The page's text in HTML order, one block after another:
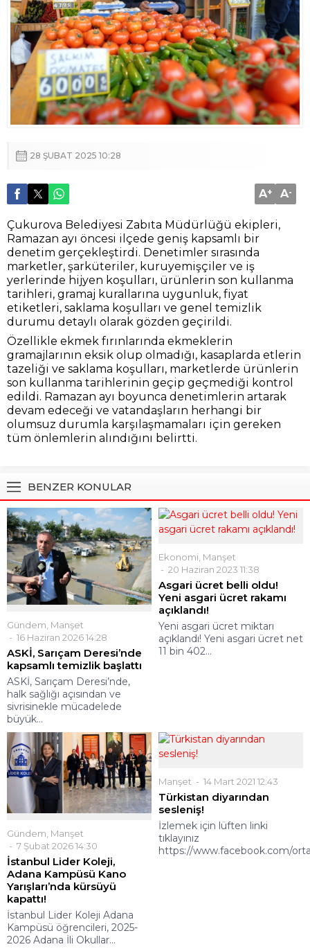
28 ŞUBAT 2025 10:28
A+ A-
Çukurova Belediyesi Zabıta Müdürlüğü ekipleri,
Ramazan ayı öncesi ilçede geniş kapsamlı bir
denetim gerçekleştirdi. Denetimler sırasında
marketler, şarküteriler, kuruyemişçiler ve iş
yerlerinde hijyen koşulları, ürünlerin son kullanma
tarihleri, gramaj kurallarına uygunluk, fiyat
etiketleri, saklama koşulları ve genel temizlik
durumu detaylı olarak gözden geçirildi.
Özellikle ekmek fırınlarında ekmeklerin
gramajlarının eksik olup olmadığı, kasaplarda etlerin
tazeliği ve saklama koşulları, marketlerde ürünlerin
son kullanma tarihlerinin geçip geçmediği kontrol
edildi. Ramazan ayı boyunca denetimlerin artarak
devam edeceği ve vatandaşların herhangi bir
olumsuz durumla karşılaşmamaları için gereken
tüm önlemlerin alındığını belirtti.
BENZER KONULAR
Gündem Manşet
16 Haziran 2026 14:28
ASKİ, Sarıçam Deresi’nde
kapsamlı temizlik başlattı
ASKİ, Sarıçam Deresi’nde,
halk sağlığı açısından ve
sivrisinekle mücadelede
büyük...
Ekonomi, Manşet
20 Haziran 2023 11:38
Asgari ücret belli oldu!
Yeni asgari ücret rakamı
açıklandı!
Yeni asgari ücret miktarı
açıklandı! Yeni asgari ücret net
11 bin 402...
Gündem, Manşet
7 Şubat 2026 14:30
İstanbul Lider Koleji,
Adana Kampüsü Kano
Yarışları’nda kürsüyü
kapattı!
İstanbul Lider Koleji Adana
Kampüsü öğrencileri, 2025-
2026 Adana İli Okullar...
Manşet 14 Mart 2021 12:43
Türkistan diyarından
sesleniş!
İzlemek için lüften linki
tıklayınız
https://www.facebook.com/